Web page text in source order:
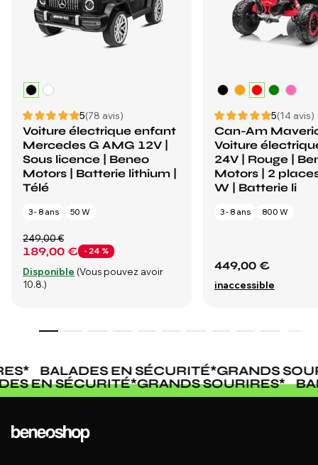
5(78 avis)
Voiture électrique enfant
Mercedes G AMG 12V |
Sous licence | Beneo
Motors | Batterie lithium |
Télé
3 - 8 ans 50 W
189,00 € - 24 %
249,00 €
Disponible (Vous pouvez avoir
10.8.)
5(14 avis)
Can-Am
Voiture
24V | Rouge |
Motors | 2
W | Batterie li
3 - 8 ans 800 W
449,00 €
inaccessible
* BALADES EN SÉCURITÉ*GRANDS
EN SÉCURITÉ*GRANDS SOURIRES*